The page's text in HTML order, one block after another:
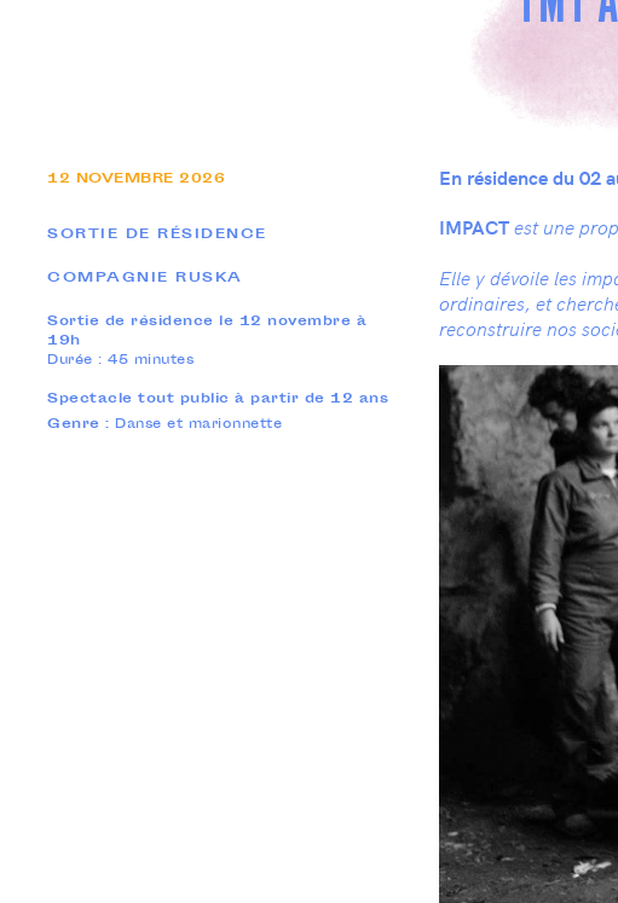
12 NOVEMBRE 2026
SORTIE DE RÉSIDENCE
COMPAGNIE RUSKA
Sortie de résidence le 12 novembre à
19h
Durée : 45 minutes
Spectacle tout public à partir de 12 ans
Genre : Danse et marionnette
En résidence du 02
IMPACTest une
Elle y dévoile les
ordinaires, et
reconstruire nos